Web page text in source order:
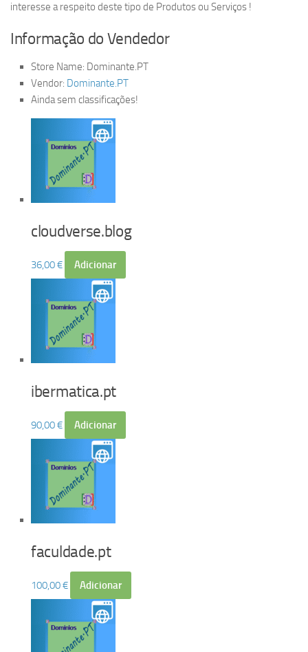
interesse a respeito deste tipo de Produtos ou Serviços !
Informação do Vendedor
Store Name: Dominante.PT
Vendor: Dominante.PT
Ainda sem classificações!
cloudverse.blog
36,00€ Adicionar
ibermatica.pt
90,00€ Adicionar
faculdade.pt
100,00€ Adicionar